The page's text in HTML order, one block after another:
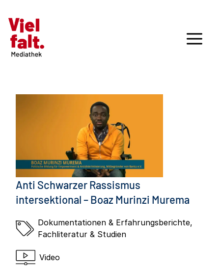
Anti Schwarzer Rassismus
intersektional – Boaz Murinzi Murema
Dokumentationen & Erfahrungsberichte,
Fachliteratur & Studien
Video